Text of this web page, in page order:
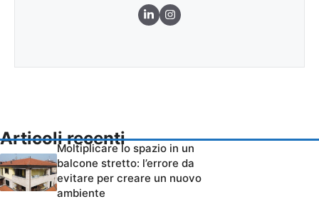
Articoli recenti
Moltiplicare lo spazio in un
balcone stretto: l’errore da
evitare per creare un nuovo
ambiente